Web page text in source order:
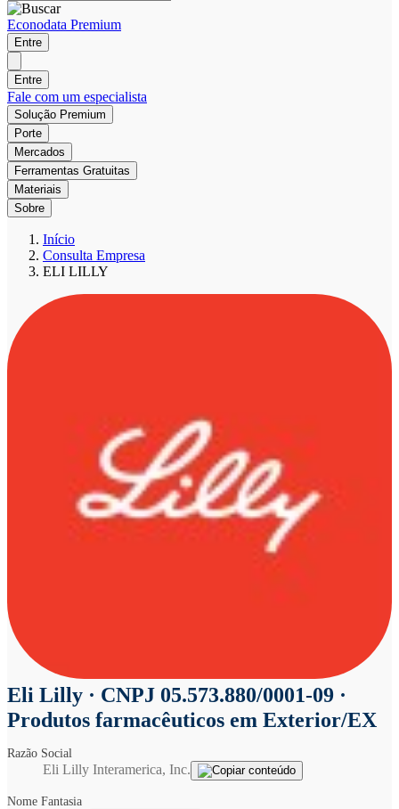
Econodata Premium
Entre
Entre
Fale com um especialista
Solução Premium
Porte
Mercados
Ferramentas Gratuitas
Materiais
Sobre
Início
Consulta Empresa
ELI LILLY
Eli Lilly · CNPJ 05.573.880/0001-09 ·
Produtos farmacêuticos em Exterior/EX
Razão Social
Eli Lilly Interamerica, Inc.
Nome Fantasia